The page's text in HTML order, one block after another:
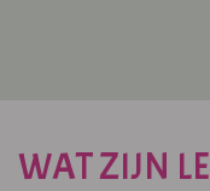
WAT ZIJN